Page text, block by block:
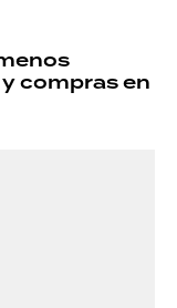
compras en